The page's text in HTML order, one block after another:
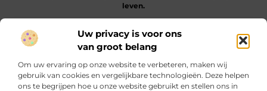
Uw privacy is voor ons
van groot belang
Om uw ervaring op onze website te verbeteren, maken wij
gebruik van cookies en vergelijkbare technologieën. Deze helpen
ons te begrijpen hoe u onze website gebruikt en stellen ons in
leven.
helpen bij het ontdekken, leren en verbeteren van je dagelijkse
routine.
Bericht categorie